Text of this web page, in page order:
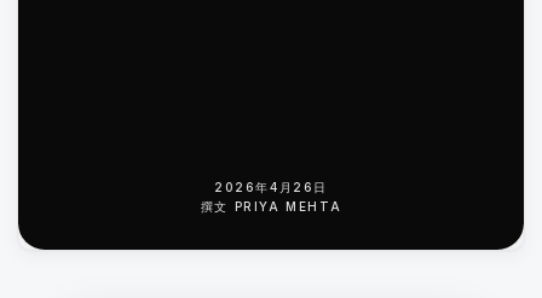
2026年4月26日
撰文 PRIYA MEHTA